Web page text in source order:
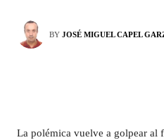
BY JOSÉ MIGUEL CAPEL
La polémica vuelve a golpear al